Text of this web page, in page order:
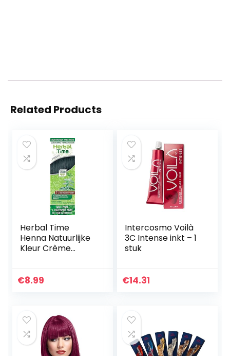
Related Products
Herbal Time
Henna Natuurlijke
Kleur Crème
Haar | Dekt Grijzen
€8.99
Intercosmo Voilà
3C Intense inkt – 1
stuk
€14.31